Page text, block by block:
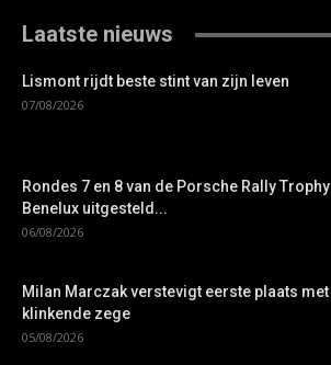
Laatste nieuws
Lismont rijdt beste stint van zijn leven
07/08/2026
Rondes 7 en 8 van de Porsche Rally Trophy
Benelux uitgesteld...
06/08/2026
Milan Marczak verstevigt eerste plaats met
klinkende zege
05/08/2026